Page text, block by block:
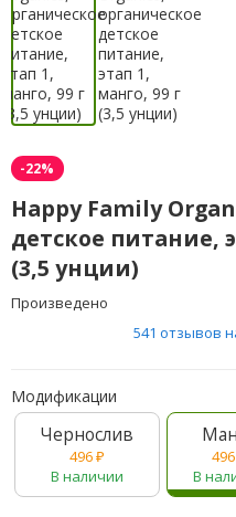
-22%
Happy Family
детское питание,
(3,5 унции)
Произведено
541 отзывов
Модификации
Чернослив
496₽
В наличии
496
В